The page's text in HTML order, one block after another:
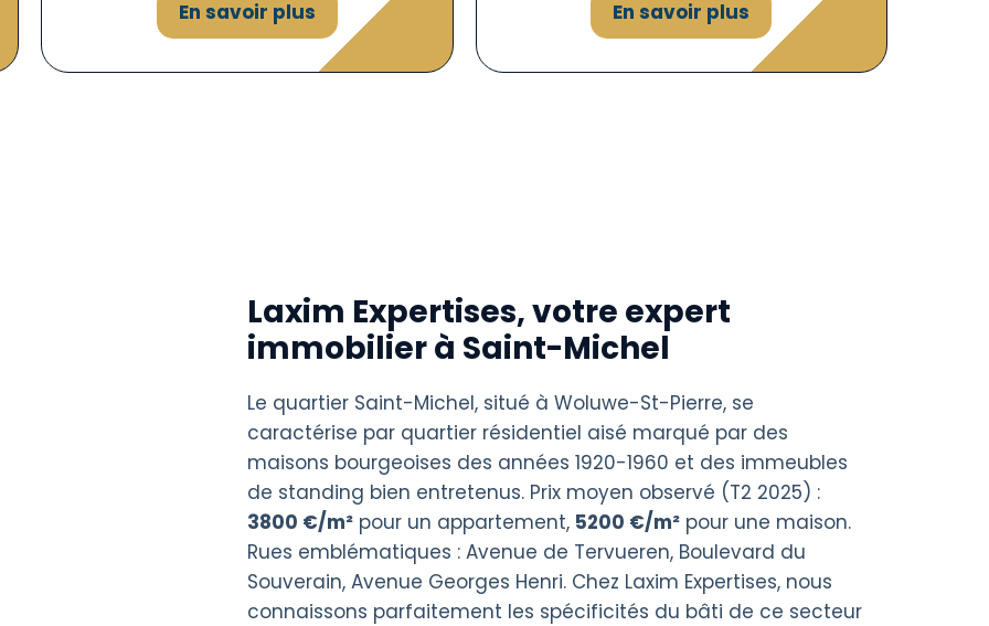
En savoir plus En savoir plus
Laxim Expertises, votre expert
immobilier à Saint-Michel
Le quartier Saint-Michel, situé à Woluwe-St-Pierre, se
caractérise par quartier résidentiel aisé marqué par des
maisons bourgeoises des années 1920-1960 et des immeubles
de standing bien entretenus. Prix moyen observé (T2 2025) :
3800 €/m² pour un appartement, 5200 €/m² pour une maison.
Rues emblématiques : Avenue de Tervueren, Boulevard du
Souverain, Avenue Georges Henri. Chez Laxim Expertises, nous
connaissons parfaitement les spécificités du bâti de ce secteur